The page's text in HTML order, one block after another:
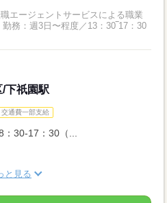
エージェントサービスによる職業
務：週3日〜程度／13：30‾17：30
下祇園駅
交通費一部支給
30-17：30（...
と見る